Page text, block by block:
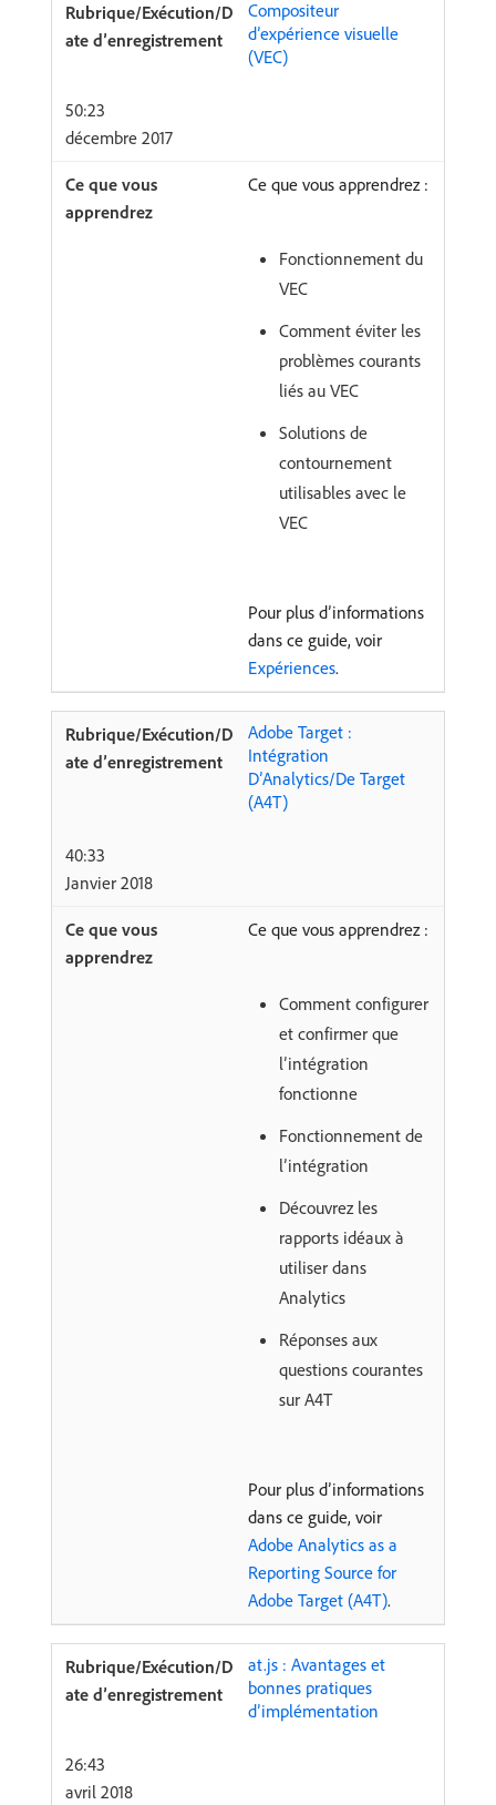
Compositeur
d’expérience visuelle
(VEC)
50:23
décembre 2017
Ce que vous apprendrez :
Fonctionnement du
VEC
Comment éviter les
problèmes courants
liés au VEC
Solutions de
contournement
utilisables avec le
VEC
Pour plus d’informations
dans ce guide, voir
Expériences.
Adobe Target :
Intégration
D’Analytics/De Target
(A4T)
40:33
Janvier 2018
Ce que vous apprendrez :
Comment configurer
et confirmer que
l’intégration
fonctionne
Fonctionnement de
l’intégration
Découvrez les
rapports idéaux à
utiliser dans
Analytics
Réponses aux
questions courantes
sur A4T
Pour plus d’informations
dans ce guide, voir
Adobe Analytics as a
Reporting Source for
Adobe Target (A4T).
at.js : Avantages et
bonnes pratiques
d’implémentation
26:43
avril 2018